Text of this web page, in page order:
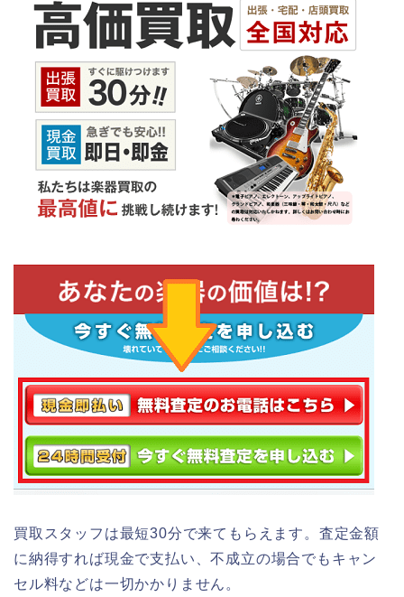
買取スタッフは最短30分で来てもらえます。査定金額
に納得すれば現金で支払い、不成立の場合でもキャン
セル料などは一切かかりません。